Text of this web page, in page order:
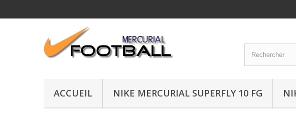
ACCUEIL NIKE MERCURIAL SUPERFLY 10 FG